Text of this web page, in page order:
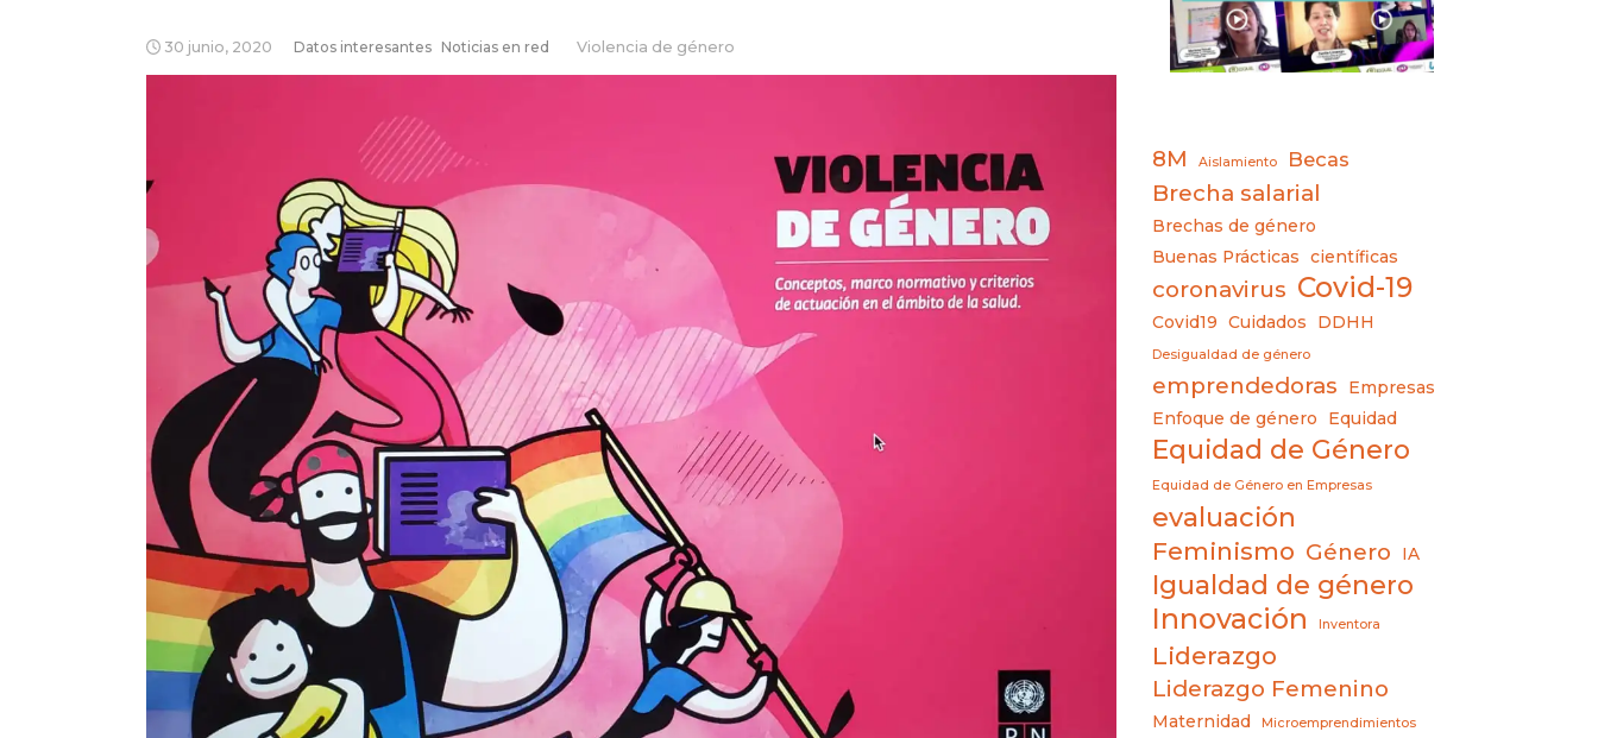
30 junio, 2020 Datos interesantes Noticias en red Violencia de género
8M Aislamiento Becas
Brecha salarial
Brechas de género
Buenas Prácticas
científicas
coronavirus Covid-19
Covid19 Cuidados DDHH
Desigualdad de género
emprendedoras
Empresas
Enfoque de género
Equidad
Equidad de Género
Equidad de Género en Empresas
evaluación
Feminismo Género IA
Igualdad de género
Innovación Inventora
Liderazgo
Liderazgo Femenino
Maternidad Microemprendimientos